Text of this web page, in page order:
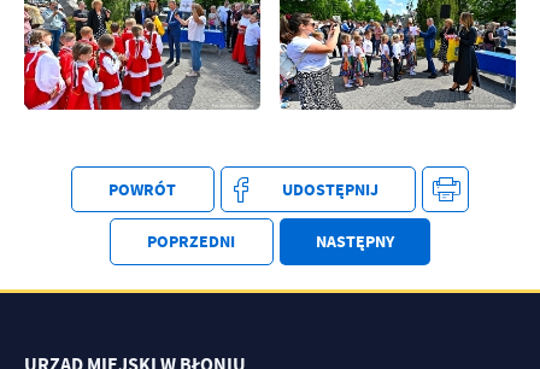
POWRÓT UDOSTĘPNIJ
POPRZEDNI NASTĘPNY